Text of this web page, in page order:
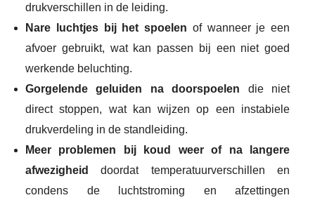
drukverschillen in de leiding.
Nare luchtjes bij het spoelen of wanneer je een
afvoer gebruikt, wat kan passen bij een niet goed
werkende beluchting.
Gorgelende geluiden na doorspoelen die niet
direct stoppen, wat kan wijzen op een instabiele
drukverdeling in de standleiding.
Meer problemen bij koud weer of na langere
afwezigheid
doordat temperatuurverschillen en
condens de luchtstroming en afzettingen